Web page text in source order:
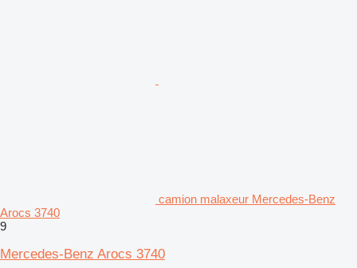
camion malaxeur Mercedes-Benz
Arocs 3740
9
Mercedes-Benz Arocs 3740